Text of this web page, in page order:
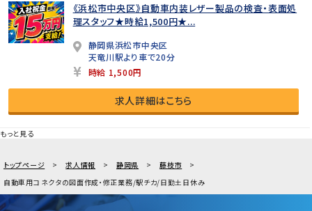
《浜松市中央区》自動車内装レザー製品の検査・表面処
理スタッフ★時給1,500円★...
静岡県浜松市中央区
天竜川駅より車で20分
時給 1,500円
求人詳細はこちら
もっと見る
トップページ 求人情報 静岡県
藤枝市
自動車用コネクタの図面作成・修正業務/駅チカ/日勤土日休み